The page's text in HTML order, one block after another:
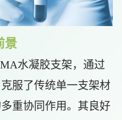
景
水凝胶支架，通过
服了传统单一支架材
重协同作用。其良好